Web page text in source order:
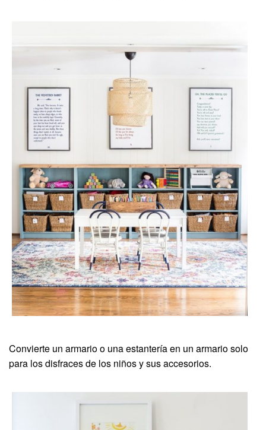
Convierte un armario o una estantería en un armario solo
para los disfraces de los niños y sus accesorios.